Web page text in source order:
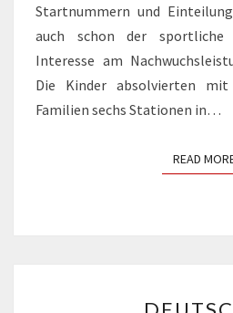
Startnummern und
auch schon der
Interesse am
Die Kinder absolvierten
Familien sechs Stationen in…
READ